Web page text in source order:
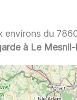
environs du
à Le